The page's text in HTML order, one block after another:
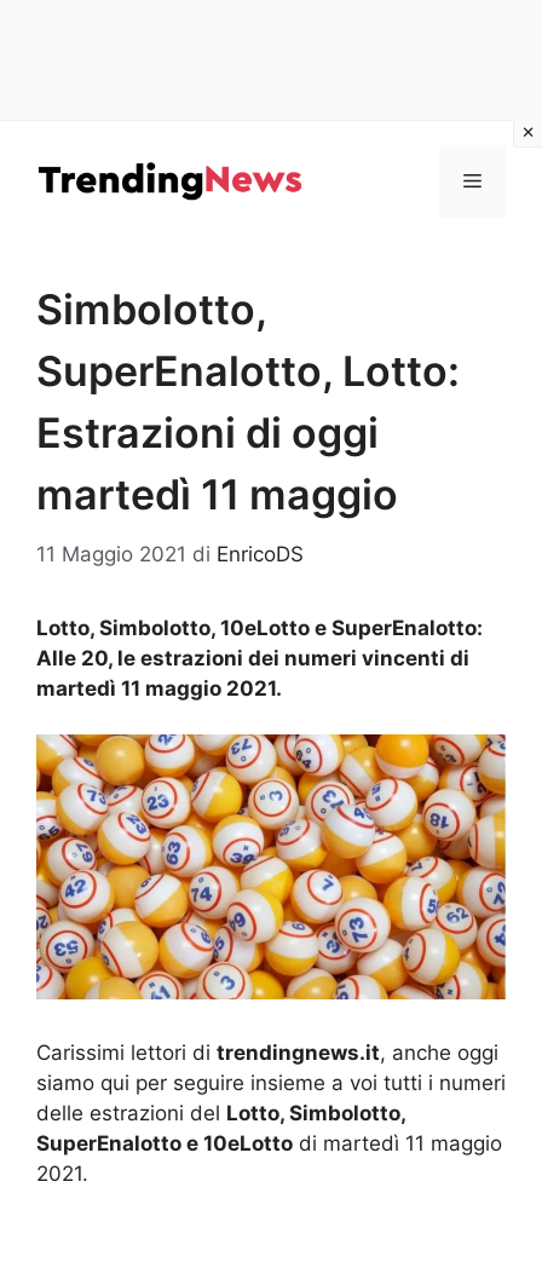
contenuto
Menu
Simbolotto,
SuperEnalotto, Lotto:
Estrazioni di oggi
martedì 11 maggio
11 Maggio 2021 di EnricoDS
Lotto, Simbolotto, 10eLotto e SuperEnalotto:
Alle 20, le estrazioni dei numeri vincenti di
martedì 11 maggio 2021.
Carissimi lettori di trendingnews.it, anche oggi
siamo qui per seguire insieme a voi tutti i numeri
delle estrazioni del Lotto, Simbolotto,
SuperEnalotto e 10eLotto di martedì 11 maggio
2021.